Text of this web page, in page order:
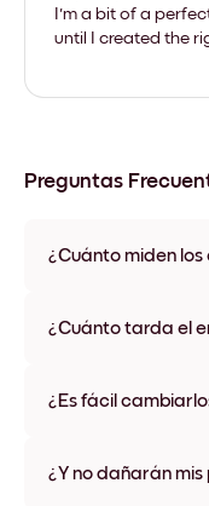
I'm a bit of a
until I created the
Preguntas
¿Cuánto miden los
varios materiales y
¿Cuánto tarda el
disponibles en
¿Es fácil
ningún daño
¿Y no dañarán